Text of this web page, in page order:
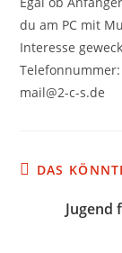
du am PC mit
Interesse
mail@2-c-s.de
DAS
Jugend